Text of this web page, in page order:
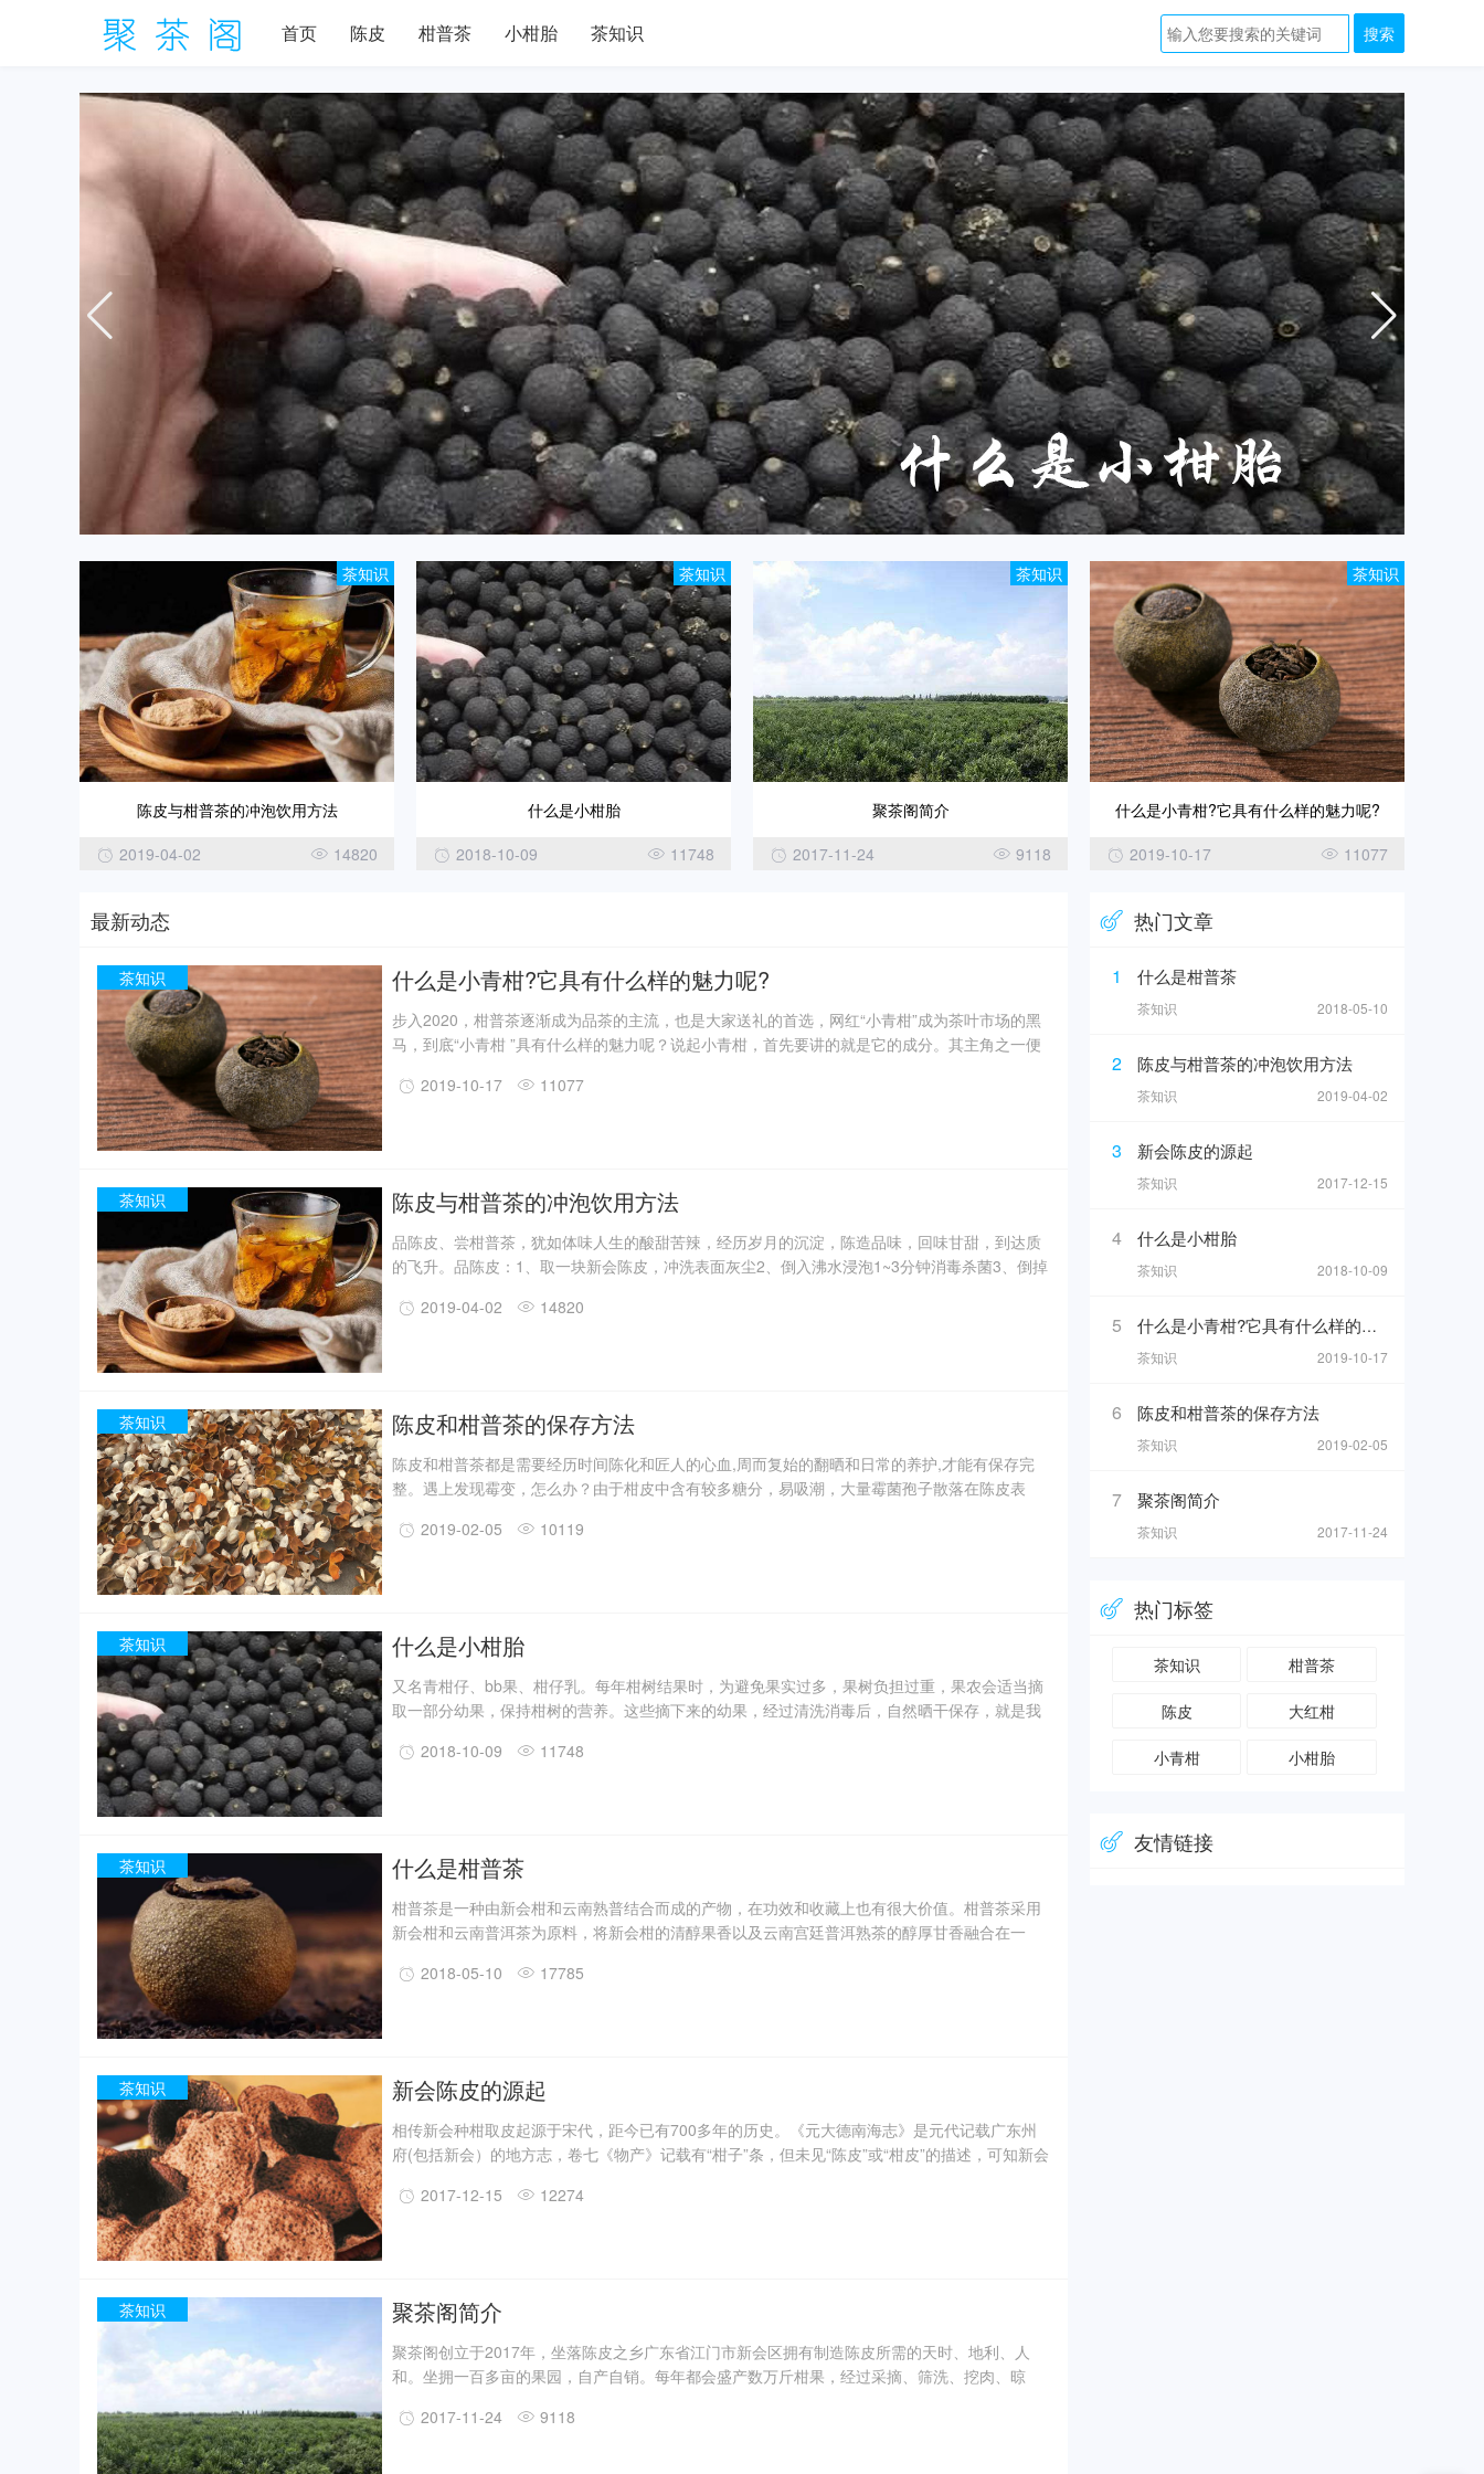
首页 陈皮 柑普茶 小柑胎 茶知识
茶知识
陈皮与柑普茶的冲泡饮用方法
2019-04-02
14820
茶知识
什么是小柑胎
2018-10-09
11748
茶知识
聚茶阁简介
2017-11-24
9118
茶知识
什么是小青柑?它具有什么样的魅力呢?
2019-10-17
11077
最新动态
茶知识 什么是小青柑?它具有什么样的魅力呢?
步入2020，柑普茶逐渐成为品茶的主流，也是大家送礼的首选，网红“小青柑”成为茶叶市场的黑
马，到底“小青柑 ”具有什么样的魅力呢？说起小青柑，首先要讲的就是它的成分。其主角之一便
的青柑柑皮去肉装入普洱，于是小青柑便诞生了。小青柑走的是小清新路线，茶汤清淡，外观蜜
2019-10-17 11077
茶知识 陈皮与柑普茶的冲泡饮用方法
品陈皮、尝柑普茶，犹如体味人生的酸甜苦辣，经历岁月的沉淀，陈造品味，回味甘甜，到达质
的飞升。品陈皮：1、取一块新会陈皮，冲洗表面灰尘2、倒入沸水浸泡1~3分钟消毒杀菌3、倒掉
1、整粒冲泡简单方便，又能时刻控制冲泡的浓淡。一泡一泡饮用，体验每一泡的层次变化。整粒
2019-04-02 14820
茶知识 陈皮和柑普茶的保存方法
陈皮和柑普茶都是需要经历时间陈化和匠人的心血,周而复始的翻晒和日常的养护,才能有保存完
整。遇上发现霉变，怎么办？由于柑皮中含有较多糖分，易吸潮，大量霉菌孢子散落在陈皮表
发霉选择晒干或者烘干，严重发霉则失去价值不可品饮。发现虫蛀，怎么办一般陈皮都是新会大
2019-02-05 10119
茶知识 什么是小柑胎
又名青柑仔、bb果、柑仔乳。每年柑树结果时，为避免果实过多，果树负担过重，果农会适当摘
取一部分幼果，保持柑树的营养。这些摘下来的幼果，经过清洗消毒后，自然晒干保存，就是我
却有95%的挥发油。柑胎价值：小柑胎其实本身就是很好的保健食材，有其特定的药、食用价值
2018-10-09 11748
茶知识 什么是柑普茶
柑普茶是一种由新会柑和云南熟普结合而成的产物，在功效和收藏上也有很大价值。柑普茶采用
新会柑和云南普洱茶为原料，将新会柑的清醇果香以及云南宫廷普洱熟茶的醇厚甘香融合在一
配，尤其是春茶发酵的熟茶汤浓、香高、水润的品质特点与新会陈皮的果味清香结合，大大提升
2018-05-10 17785
茶知识 新会陈皮的源起
相传新会种柑取皮起源于宋代，距今已有700多年的历史。《元大德南海志》是元代记载广东州
府(包括新会）的地方志，卷七《物产》记载有“柑子”条，但未见“陈皮”或“柑皮”的描述，可知新会
用运销葵制品之便，将陈皮大批销往外省，令新会陈皮与新会葵扇名声远播、并称“二绝”。历史
2017-12-15 12274
茶知识 聚茶阁简介
聚茶阁创立于2017年，坐落陈皮之乡广东省江门市新会区拥有制造陈皮所需的天时、地利、人
和。坐拥一百多亩的果园，自产自销。每年都会盛产数万斤柑果，经过采摘、筛洗、挖肉、晾
陈皮。我们成立聚茶阁是为了宣传我们的茶文化，向全世界介绍新会的柑普茶和新会的陈皮让全
2017-11-24 9118
热门文章
1 什么是柑普茶
茶知识 2018-05-10
2 陈皮与柑普茶的冲泡饮用方法
茶知识 2019-04-02
3 新会陈皮的源起
茶知识 2017-12-15
4 什么是小柑胎
茶知识 2018-10-09
5 什么是小青柑?它具有什么样的魅力呢?
茶知识 2019-10-17
6 陈皮和柑普茶的保存方法
茶知识 2019-02-05
7 聚茶阁简介
茶知识 2017-11-24
热门标签
茶知识 柑普茶
陈皮 大红柑
小青柑 小柑胎
友情链接